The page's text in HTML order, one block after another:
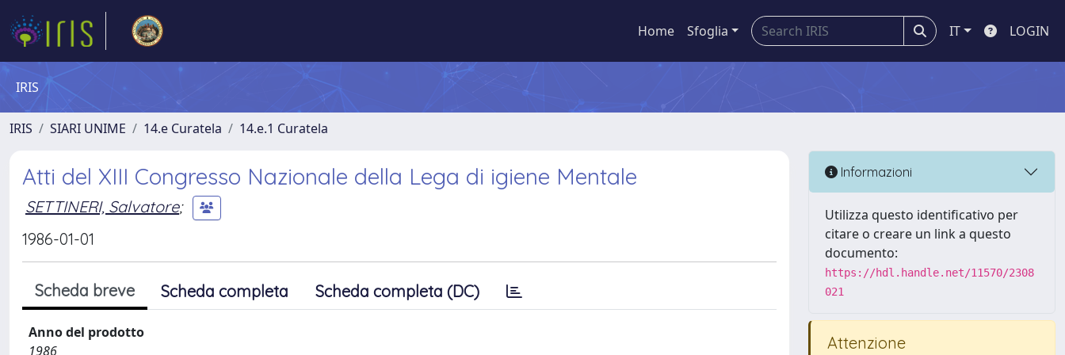
Home Sfoglia IT LOGIN
IRIS
IRIS SIARI UNIME 14.e Curatela 14.e.1 Curatela
Atti del XIII Congresso Nazionale della Lega di igiene Mentale
SETTINERI, Salvatore;
1986-01-01
Scheda breve Scheda completa Scheda completa (DC)
Anno del prodotto
1986
Informazioni
Utilizza questo identificativo per
citare o creare un link a questo
documento:
https://hdl.handle.net/11570/2308
021
Attenzione